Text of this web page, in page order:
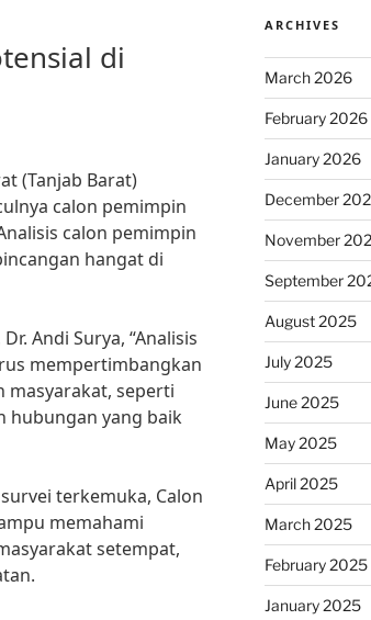
di
(Tanjab Barat)
calon pemimpin
calon pemimpin
hangat di
Andi Surya, “Analisis
mempertimbangkan
seperti
hubungan yang baik
terkemuka, Calon
memahami
setempat,
ARCHIVES
March 2026
February 2026
January 2026
December
November
September
August 2025
July 2025
June 2025
May 2025
April 2025
March 2025
February 2025
January 2025